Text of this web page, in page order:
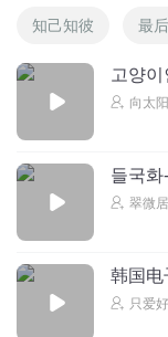
知己知彼 最
고양
向太
들국
翠微
韩国电
只爱